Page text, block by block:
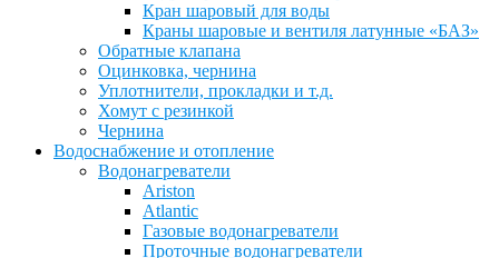
Кран шаровый для воды
Краны шаровые и вентиля латунные «БАЗ»
Обратные клапана
Оцинковка, чернина
Уплотнители, прокладки и т.д.
Хомут с резинкой
Чернина
Водоснабжение и отопление
Водонагреватели
Ariston
Atlantic
Газовые водонагреватели
Проточные водонагреватели